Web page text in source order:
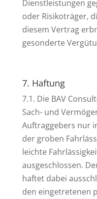
Dienstleistungen
oder Risikoträger,
diesem Vertrag
gesonderte
7. Haftung
7.1. Die BAV
Sach- und
Auftraggebers nur
der groben
leichte
ausgeschlossen.
haftet dabei
den eingetretenen